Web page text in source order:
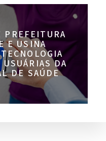
PREFEITURA
E USINA
USUÁRIAS DA
DE SAÚDE